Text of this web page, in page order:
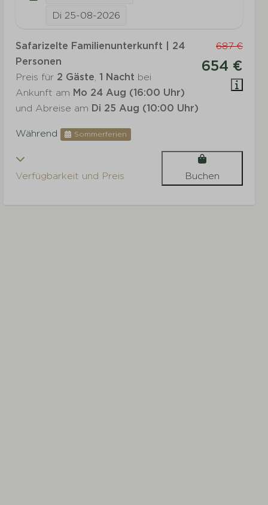
Di 25-08-2026
687 €
654 €
Safarizelte Familienunterkunft | 24
Personen
Preis für 2 Gäste, 1 Nacht bei
Ankunft am Mo 24 Aug (16:00 Uhr)
und Abreise am Di 25 Aug (10:00 Uhr)
Während Sommerferien
Verfügbarkeit und Preis Buchen